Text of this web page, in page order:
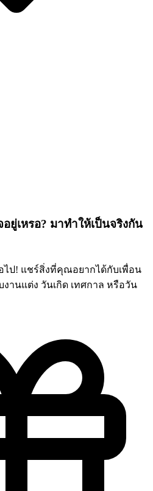
ยู่เหรอ? มาทำให้เป็นจริงกัน
ป! แชร์สิ่งที่คุณอยากได้กับเพื่อน
านแต่ง วันเกิด เทศกาล หรือวัน